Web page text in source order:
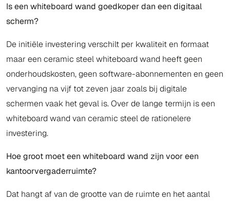
Is een whiteboard wand goedkoper dan een digitaal
scherm?
De initiële investering verschilt per kwaliteit en formaat
maar een ceramic steel whiteboard wand heeft geen
onderhoudskosten, geen software-abonnementen en geen
vervanging na vijf tot zeven jaar zoals bij digitale
schermen vaak het geval is. Over de lange termijn is een
whiteboard wand van ceramic steel de rationelere
investering.
Hoe groot moet een whiteboard wand zijn voor een
kantoorvergaderruimte?
Dat hangt af van de grootte van de ruimte en het aantal